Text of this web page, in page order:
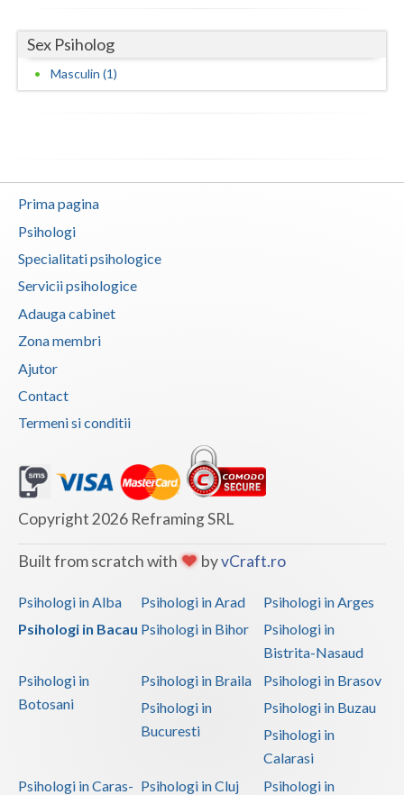
Sex Psiholog
Masculin (1)
Prima pagina
Psihologi
Specialitati psihologice
Servicii psihologice
Adauga cabinet
Zona membri
Ajutor
Contact
Termeni si conditii
Copyright 2026 Reframing SRL
Built from scratch with byvCraft.ro
Psihologi in Alba Psihologi in Arad
Psihologi in Arges
Psihologi in Bacau Psihologi in Bihor
Psihologi in
Bistrita-Nasaud
Psihologi in
Botosani
Psihologi in Braila
Psihologi in Brasov
Psihologi in
Bucuresti
Psihologi in Buzau
Psihologi in
Calarasi
Psihologi in Caras- Psihologi in Cluj
Psihologi in